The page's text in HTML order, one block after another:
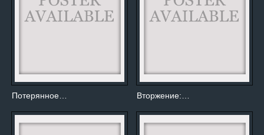
Потерянное… Вторжение:…